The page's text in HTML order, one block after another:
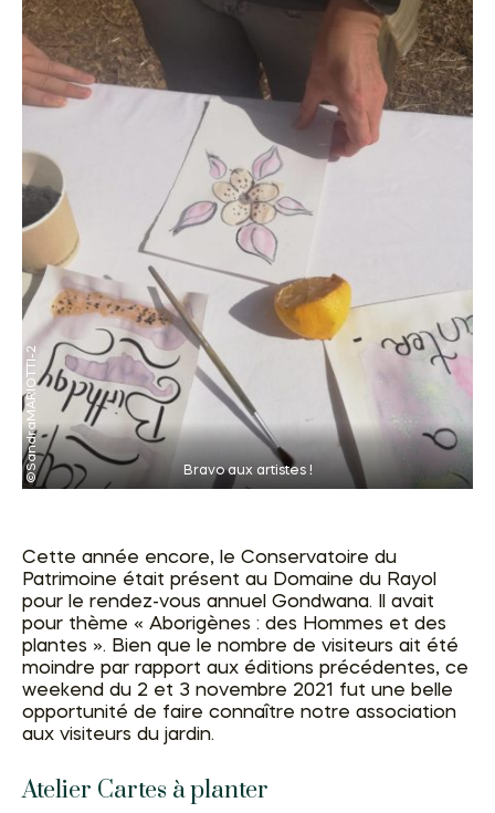
Bravo aux artistes !
Cette année encore, le Conservatoire du
Patrimoine était présent au Domaine du Rayol
pour le rendez-vous annuel Gondwana. Il avait
pour thème « Aborigènes : des Hommes et des
plantes ». Bien que le nombre de visiteurs ait été
moindre par rapport aux éditions précédentes, ce
weekend du 2 et 3 novembre 2021 fut une belle
opportunité de faire connaître notre association
aux visiteurs du jardin.
Atelier Cartes à planter